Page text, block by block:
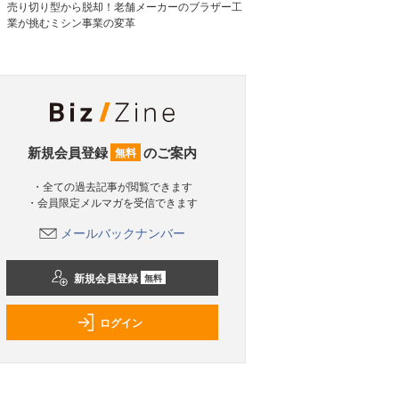
売り切り型から脱却！老舗メーカーのブラザー工
業が挑むミシン事業の変革
新規会員登録 無料 のご案内
・全ての過去記事が閲覧できます
・会員限定メルマガを受信できます
メールバックナンバー
新規会員登録 無料
ログイン